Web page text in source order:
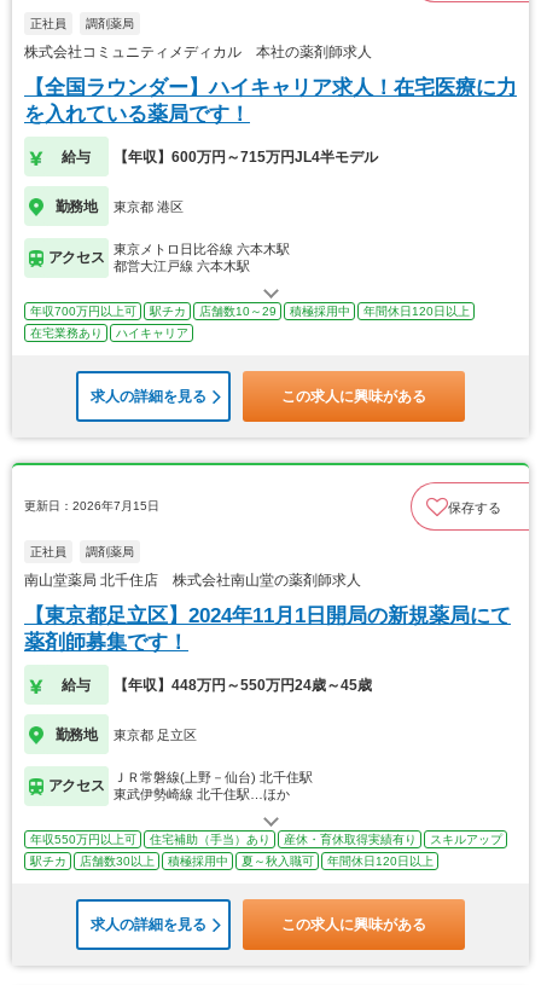
正社員 調剤薬局
株式会社コミュニティメディカル 本社の薬剤師求人
【全国ラウンダー】ハイキャリア求人！在宅医療に力
を入れている薬局です！
給与 【年収】600万円～715万円JL4半モデル
勤務地 東京都 港区
アクセス
東京メトロ日比谷線 六本木駅
都営大江戸線 六本木駅
年収700万円以上可 駅チカ 店舗数10～29 積極採用中
年間休日120日以上
在宅業務あり
ハイキャリア
求人の詳細を見る この求人に興味がある
更新日：2026年7月15日 保存する
正社員 調剤薬局
南山堂薬局 北千住店 株式会社南山堂の薬剤師求人
【東京都足立区】2024年11月1日開局の新規薬局にて
薬剤師募集です！
給与 【年収】448万円～550万円24歳～45歳
勤務地 東京都 足立区
アクセス
ＪＲ常磐線(上野－仙台) 北千住駅
東武伊勢崎線 北千住駅…ほか
年収550万円以上可 住宅補助（手当）あり 産休・育休取得実績有り
スキルアップ
駅チカ
店舗数30以上 積極採用中 夏～秋入職可 年間休日120日以上
求人の詳細を見る この求人に興味がある